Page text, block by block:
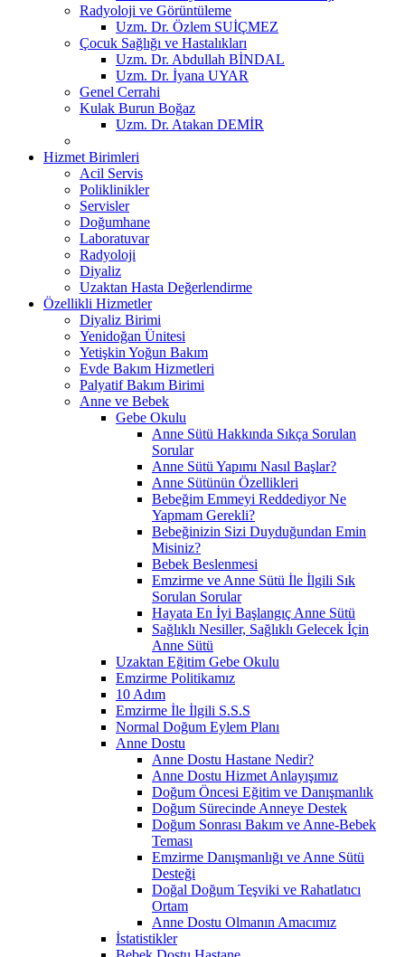
Radyoloji ve Görüntüleme
Uzm. Dr. Özlem SUİÇMEZ
Çocuk Sağlığı ve Hastalıkları
Uzm. Dr. Abdullah BİNDAL
Uzm. Dr. İyana UYAR
Genel Cerrahi
Kulak Burun Boğaz
Uzm. Dr. Atakan DEMİR
Hizmet Birimleri
Acil Servis
Poliklinikler
Servisler
Doğumhane
Laboratuvar
Radyoloji
Diyaliz
Uzaktan Hasta Değerlendirme
Özellikli Hizmetler
Diyaliz Birimi
Yenidoğan Ünitesi
Yetişkin Yoğun Bakım
Evde Bakım Hizmetleri
Palyatif Bakım Birimi
Anne ve Bebek
Gebe Okulu
Anne Sütü Hakkında Sıkça Sorulan
Sorular
Anne Sütü Yapımı Nasıl Başlar?
Anne Sütünün Özellikleri
Bebeğim Emmeyi Reddediyor Ne
Yapmam Gerekli?
Bebeğinizin Sizi Duyduğundan Emin
Misiniz?
Bebek Beslenmesi
Emzirme ve Anne Sütü İle İlgili Sık
Sorulan Sorular
Hayata En İyi Başlangıç Anne Sütü
Sağlıklı Nesiller, Sağlıklı Gelecek İçin
Anne Sütü
Uzaktan Eğitim Gebe Okulu
Emzirme Politikamız
10 Adım
Emzirme İle İlgili S.S.S
Normal Doğum Eylem Planı
Anne Dostu
Anne Dostu Hastane Nedir?
Anne Dostu Hizmet Anlayışımız
Doğum Öncesi Eğitim ve Danışmanlık
Doğum Sürecinde Anneye Destek
Doğum Sonrası Bakım ve Anne-Bebek
Teması
Emzirme Danışmanlığı ve Anne Sütü
Desteği
Doğal Doğum Teşviki ve Rahatlatıcı
Ortam
Anne Dostu Olmanın Amacımız
İstatistikler